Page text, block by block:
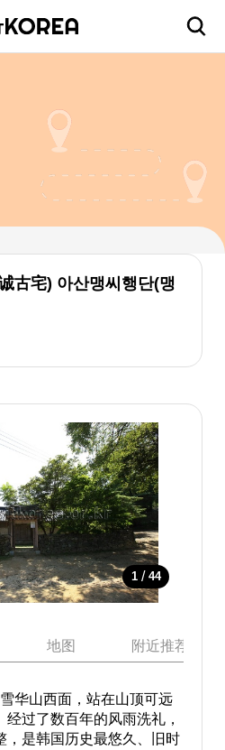
古宅) 아산맹씨행단(맹
1 / 44
地图 附近推荐景点
华山西面，站在山顶可远
过了数百年的风雨洗礼，
，是韩国历史最悠久、旧时